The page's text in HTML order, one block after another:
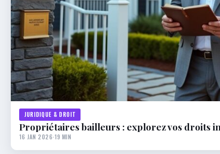
JURIDIQUE & DROIT
Propriétaires bailleurs : explorez vos droits
16 JAN 2026·19 MIN